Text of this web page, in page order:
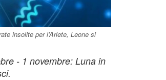
insolite per l'Ariete, Leone si
- 1 novembre: Luna in